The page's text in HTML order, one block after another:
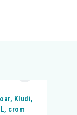
Kludi,
crom